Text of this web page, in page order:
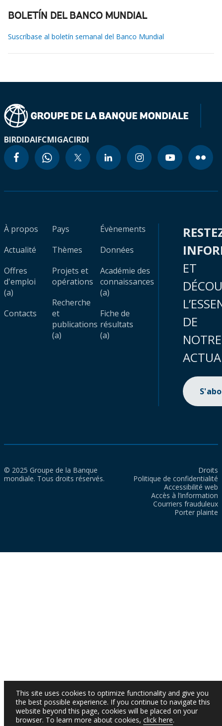
BOLETÍN DEL BANCO MUNDIAL
Suscríbase al boletín semanal del Banco Mundial
BIRDIDAIFCMIGACIRDI
À propos
Actualité
Offres
d'emploi
(a)
Contacts
Pays
Thèmes
Projets et
opérations
Recherche
et
publications
(a)
Évènements
Données
Académie des
connaissances
(a)
Fiche de
résultats
(a)
ET
DE
NOTRE
© 2025 Groupe de la Banque
mondiale. Tous droits réservés.
Droits
Politique de confidentialité
Accessibilité web
Accès à l’information
Courriers frauduleux
Porter plainte
This site uses cookies to optimize functionality and give you
the best possible experience. If you continue to navigate this
website beyond this page, cookies will be placed on your
browser. To learn more about cookies, click here.